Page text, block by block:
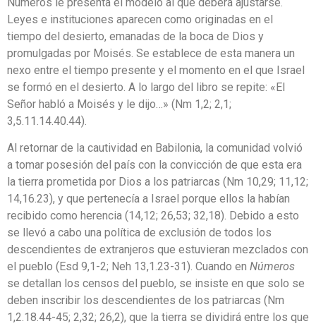
Leyes e instituciones aparecen como originadas en el
tiempo del desierto, emanadas de la boca de Dios y
promulgadas por Moisés. Se establece de esta manera un
nexo entre el tiempo presente y el momento en el que Israel
se formó en el desierto. A lo largo del libro se repite: «El
Señor habló a Moisés y le dijo…» (Nm 1,2; 2,1;
3,5.11.14.40.44).
Al retornar de la cautividad en Babilonia, la comunidad volvió
a tomar posesión del país con la convicción de que esta era
la tierra prometida por Dios a los patriarcas (Nm 10,29; 11,12;
14,16.23), y que pertenecía a Israel porque ellos la habían
recibido como herencia (14,12; 26,53; 32,18). Debido a esto
se llevó a cabo una política de exclusión de todos los
descendientes de extranjeros que estuvieran mezclados con
el pueblo (Esd 9,1-2; Neh 13,1.23-31). Cuando en Números
se detallan los censos del pueblo, se insiste en que solo se
deben inscribir los descendientes de los patriarcas (Nm
1,2.18.44-45; 2,32; 26,2), que la tierra se dividirá entre los que